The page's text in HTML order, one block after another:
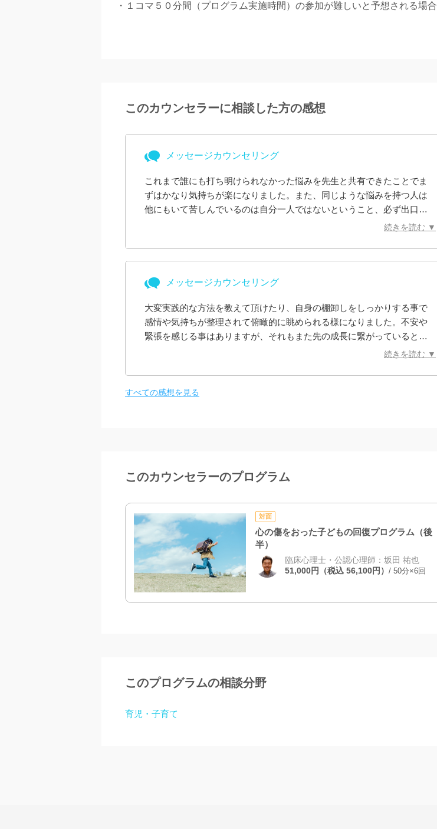
・１コマ５０分間（プログラム実施時間）の参加が難しいと予想される場合
このカウンセラーに相談した方の感想
メッセージカウンセリング
これまで誰にも打ち明けられなかった悩みを先生と共有できたことでま
ずはかなり気持ちが楽になりました。また、同じような悩みを持つ人は
他にもいて苦しんでいるのは自分一人ではないということ、必ず出口が
あるということがわかり、まだ何も解決できたわけではありませんが幾
も感謝しています。もう少し相談を継続して自分の気持ちを整理したい
続きを読む ▼
メッセージカウンセリング
大変実践的な方法を教えて頂けたり、自身の棚卸しをしっかりする事で
感情や気持ちが整理されて俯瞰的に眺められる様になりました。不安や
緊張を感じる事はありますが、それもまた先の成長に繋がっていると捉
えて前向きに進めて行けたらと思います。またぜひお話しさせて頂けた
続きを読む ▼
すべての感想を見る
このカウンセラーのプログラム
対面
心の傷をおった子どもの回復プログラム（後
半）
臨床心理士・公認心理師 ： 坂田 祐也
51,000円 （税込 56,100円） / 50分×6回
このプログラムの相談分野
育児・子育て